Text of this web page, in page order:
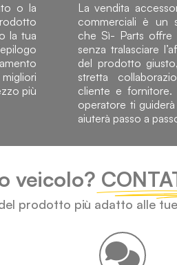
o la
la tua
più
La vendita
commerciali è un
che Sì- Parts offre
senza tralasciare
del prodotto
stretta
cliente e
operatore ti
aiuterà passo a
veicolo?
prodotto più adatto alle